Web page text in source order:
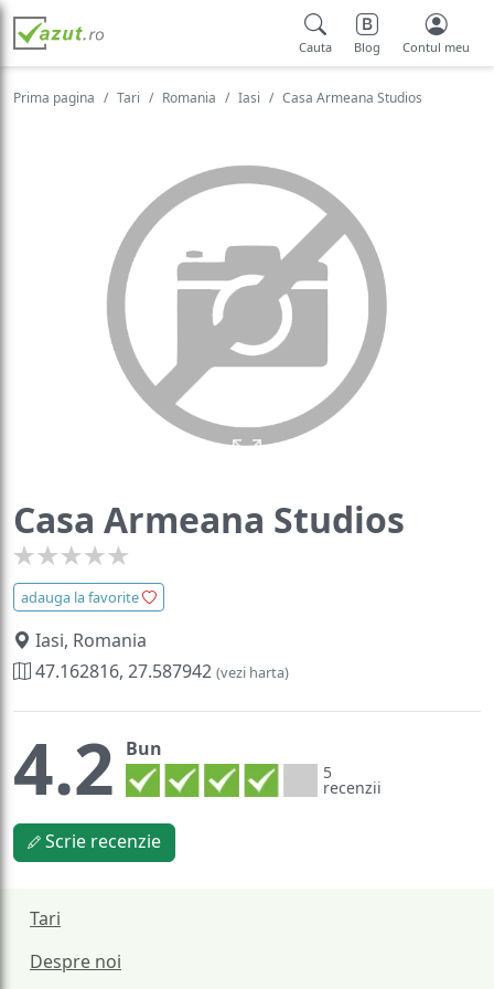
Cauta Blog Contul meu
Prima pagina Tari Romania Iasi Casa Armeana Studios
Casa Armeana Studios
adauga la favorite
Iasi, Romania
47.162816, 27.587942 (vezi harta)
4.2 Bun
5
recenzii
Scrie recenzie
Tari
Despre noi